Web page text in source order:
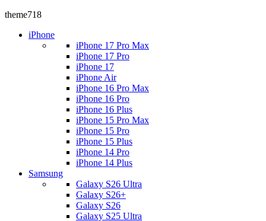
theme718
iPhone
iPhone 17 Pro Max
iPhone 17 Pro
iPhone 17
iPhone Air
iPhone 16 Pro Max
iPhone 16 Pro
iPhone 16 Plus
iPhone 15 Pro Max
iPhone 15 Pro
iPhone 15 Plus
iPhone 14 Pro
iPhone 14 Plus
Samsung
Galaxy S26 Ultra
Galaxy S26+
Galaxy S26
Galaxy S25 Ultra